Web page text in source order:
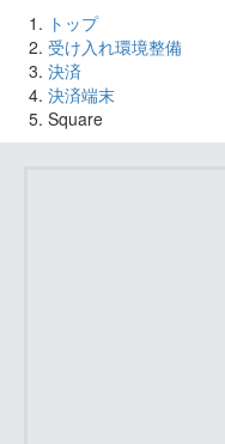
トップ
受け入れ環境整備
決済
決済端末
Square